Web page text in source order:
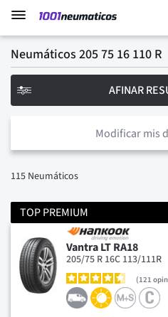
Neumáticos 205 75 16 110 R
Modificar mis
115 Neumáticos
TOP PREMIUM
Vantra LT RA18
205/75 R 16C 113/111R
121
AFINAR